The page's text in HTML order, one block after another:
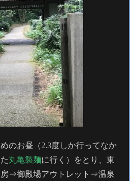
のお昼（2.3度しか行ってなか
丸亀製麺に行く）をとり、東
⇒御殿場アウトレット⇒温泉